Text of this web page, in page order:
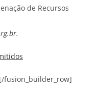
de Recursos
fusion_builder_row]